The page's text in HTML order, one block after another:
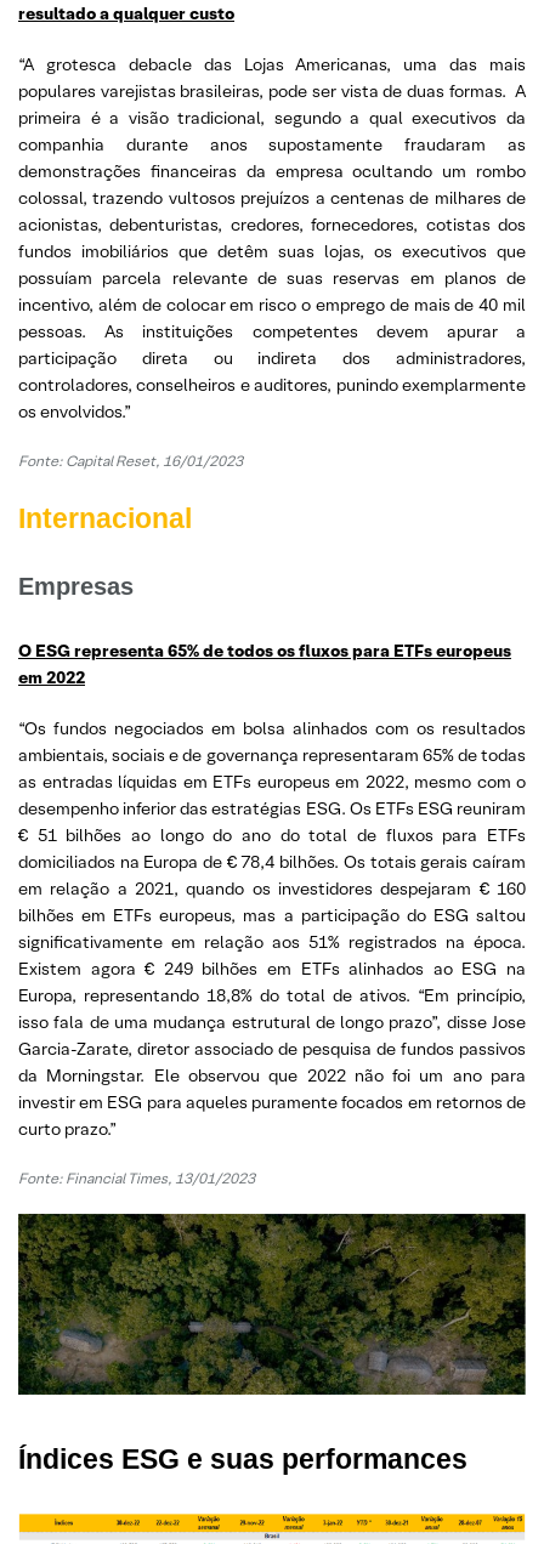
resultado a qualquer custo
“A grotesca debacle das Lojas Americanas, uma das mais
populares varejistas brasileiras, pode ser vista de duas formas. A
primeira é a visão tradicional, segundo a qual executivos da
companhia durante anos supostamente fraudaram as
demonstrações financeiras da empresa ocultando um rombo
colossal, trazendo vultosos prejuízos a centenas de milhares de
acionistas, debenturistas, credores, fornecedores, cotistas dos
fundos imobiliários que detêm suas lojas, os executivos que
possuíam parcela relevante de suas reservas em planos de
incentivo, além de colocar em risco o emprego de mais de 40 mil
pessoas. As instituições competentes devem apurar a
participação direta ou indireta dos administradores,
controladores, conselheiros e auditores, punindo exemplarmente
os envolvidos.”
Fonte: Capital Reset, 16/01/2023
Internacional
Empresas
O ESG representa 65% de todos os fluxos para ETFs europeus
em 2022
“Os fundos negociados em bolsa alinhados com os resultados
ambientais, sociais e de governança representaram 65% de todas
as entradas líquidas em ETFs europeus em 2022, mesmo com o
desempenho inferior das estratégias ESG. Os ETFs ESG reuniram
€ 51 bilhões ao longo do ano do total de fluxos para ETFs
domiciliados na Europa de € 78,4 bilhões. Os totais gerais caíram
em relação a 2021, quando os investidores despejaram € 160
bilhões em ETFs europeus, mas a participação do ESG saltou
significativamente em relação aos 51% registrados na época.
Existem agora € 249 bilhões em ETFs alinhados ao ESG na
Europa, representando 18,8% do total de ativos. “Em princípio,
isso fala de uma mudança estrutural de longo prazo”, disse Jose
Garcia-Zarate, diretor associado de pesquisa de fundos passivos
da Morningstar. Ele observou que 2022 não foi um ano para
investir em ESG para aqueles puramente focados em retornos de
curto prazo.”
Fonte: Financial Times, 13/01/2023
Índices ESG e suas performances